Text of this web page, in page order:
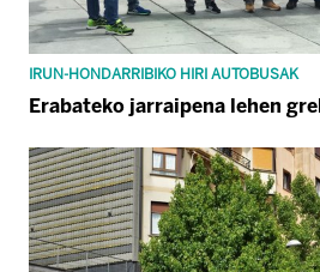
IRUN-HONDARRIBIKO HIRI AUTOBUSAK
Erabateko jarraipena lehen